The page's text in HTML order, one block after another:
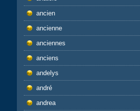
ancien
ancienne
anciennes
anciens
andelys
andré
andrea